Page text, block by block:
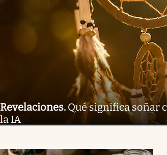
Revelaciones. Qué significa soñar
la IA